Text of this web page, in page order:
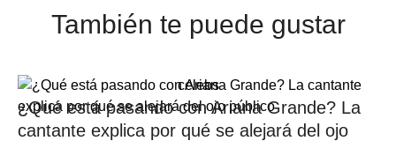
También te puede gustar
celebs
¿Qué está pasando con Ariana Grande? La
cantante explica por qué se alejará del ojo